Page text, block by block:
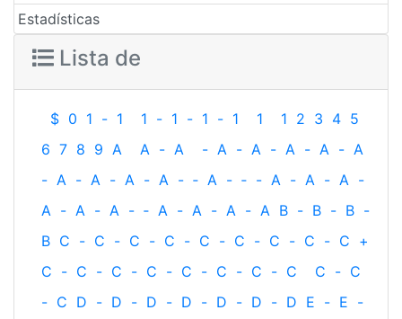
Estadísticas
Lista de
$ 0 1 - 1 1 - 1 - 1 - 1 1 1 2 3 4 5
6 7 8 9 A A - A - A - A - A - A - A
- A - A - A - A - ‐ A - ‐ - A - A - A -
A - A - A - ‐ A - A - A - A B - B - B -
B C - C - C - C - C - C - C - C - C +
C - C - C - C - C - C - C - C C - C
- C D - D - D - D - D - D - D E - E -